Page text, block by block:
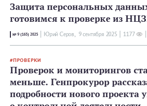
Защита персональных
готовимся к проверке из
№ 9 (165) 2025 Юрий Серов, 9 сентября 2025 1177
ПРОВЕРКИ
Проверок и мониторингов
меньше. Генпрокурор
подробности нового проекта